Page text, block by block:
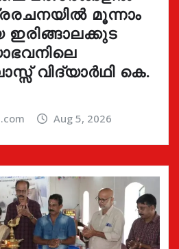
മൂന്നാം
ഇരിങ്ങാലക്കുട
വിദ്യാർഥി കെ.
Aug 5, 2026